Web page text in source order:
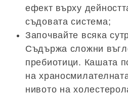
ефект върху
съдовата система;
Започвайте всяка
Съдържа сложни
пребиотици. Кашата
на
нивото на